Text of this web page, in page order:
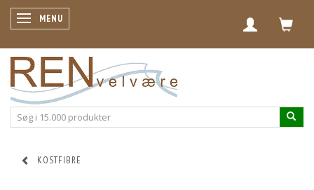
SKIFTE NAVIGATION
MENU
KOSTFIBRE